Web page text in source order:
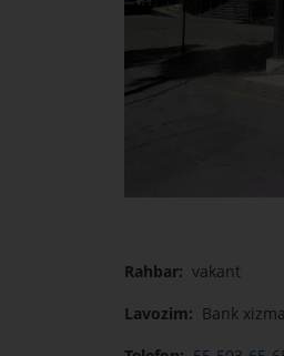
Rahbar: vakant
Lavozim: Bank